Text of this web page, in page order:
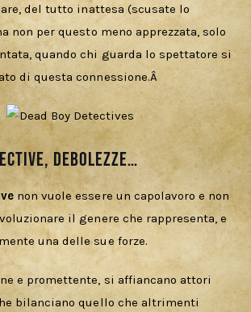
del tutto inattesa (scusate lo
non per questo meno apprezzata, solo
quando chi guarda lo spettatore si
di questa connessione.Â
Debolezze…
non vuole essere un capolavoro e non
il genere che rappresenta, e
una delle sue forze.
e promettente, si affiancano attori
bilanciano quello che altrimenti